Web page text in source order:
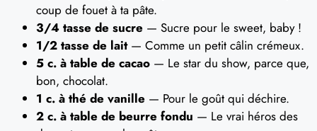
coup de fouet à ta pâte.
3/4 tasse de sucre — Sucre pour le sweet, baby !
1/2 tasse de lait— Comme un petit câlin crémeux.
5 c. à table de cacao — Le star du show, parce que,
bon, chocolat.
1 c. à thé de vanille — Pour le goût qui déchire.
2 c. à table de beurre fondu — Le vrai héros des